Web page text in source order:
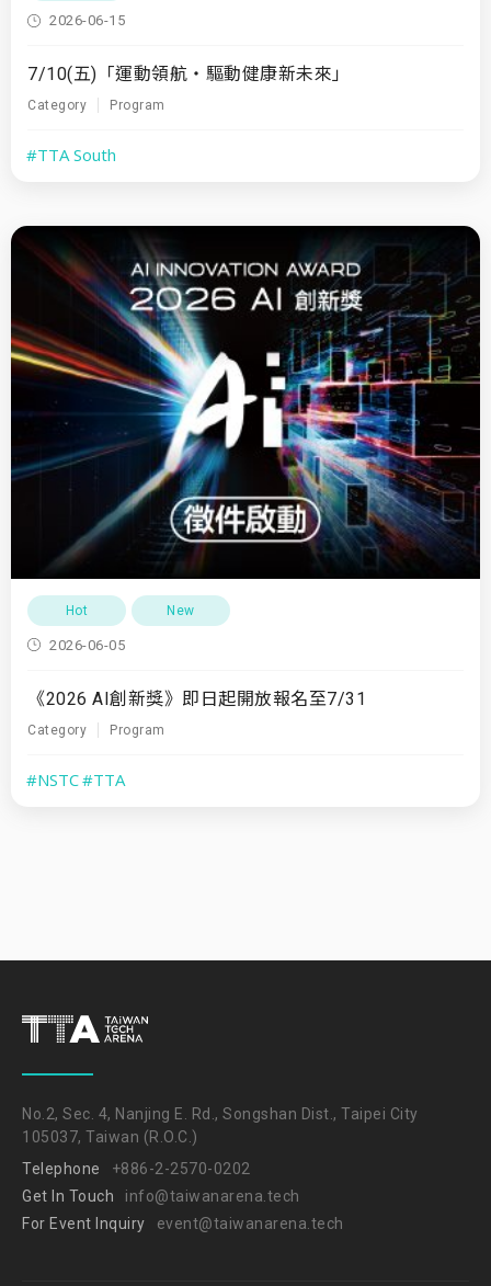
2026-06-15
7/10(五)「運動領航・驅動健康新未來」
Category Program
#TTA South
Hot New
2026-06-05
《2026 AI創新獎》即日起開放報名至7/31
Category Program
#NSTC#TTA
No.2, Sec. 4, Nanjing E. Rd., Songshan Dist., Taipei City
105037, Taiwan (R.O.C.)
Telephone
+886-2-2570-0202
Get In Touch
info@taiwanarena.tech
For Event Inquiry
event@taiwanarena.tech